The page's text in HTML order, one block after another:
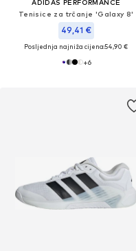
ADIDAS PERFORMANCE
Tenisice za trčanje 'Galaxy 8'
49,41 €
Posljednja najniža cijena:54,90 €
+6